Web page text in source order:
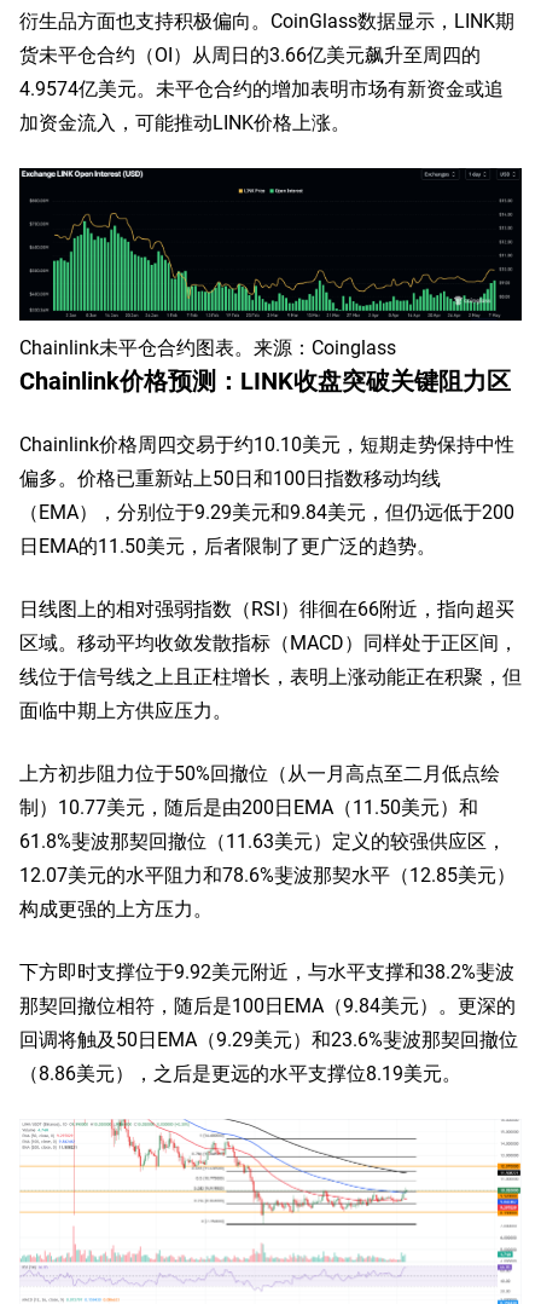
衍生品方面也支持积极偏向。CoinGlass数据显示，LINK期
货未平仓合约（OI）从周日的3.66亿美元飙升至周四的
4.9574亿美元。未平仓合约的增加表明市场有新资金或追
加资金流入，可能推动LINK价格上涨。
Chainlink未平仓合约图表。来源：Coinglass
Chainlink价格预测：LINK收盘突破关键阻力区
Chainlink价格周四交易于约10.10美元，短期走势保持中性
偏多。价格已重新站上50日和100日指数移动均线
（EMA），分别位于9.29美元和9.84美元，但仍远低于200
日EMA的11.50美元，后者限制了更广泛的趋势。
日线图上的相对强弱指数（RSI）徘徊在66附近，指向超买
区域。移动平均收敛发散指标（MACD）同样处于正区间，
线位于信号线之上且正柱增长，表明上涨动能正在积聚，但
面临中期上方供应压力。
上方初步阻力位于50%回撤位（从一月高点至二月低点绘
制）10.77美元，随后是由200日EMA（11.50美元）和
61.8%斐波那契回撤位（11.63美元）定义的较强供应区，
12.07美元的水平阻力和78.6%斐波那契水平（12.85美元）
构成更强的上方压力。
下方即时支撑位于9.92美元附近，与水平支撑和38.2%斐波
那契回撤位相符，随后是100日EMA（9.84美元）。更深的
回调将触及50日EMA（9.29美元）和23.6%斐波那契回撤位
（8.86美元），之后是更远的水平支撑位8.19美元。